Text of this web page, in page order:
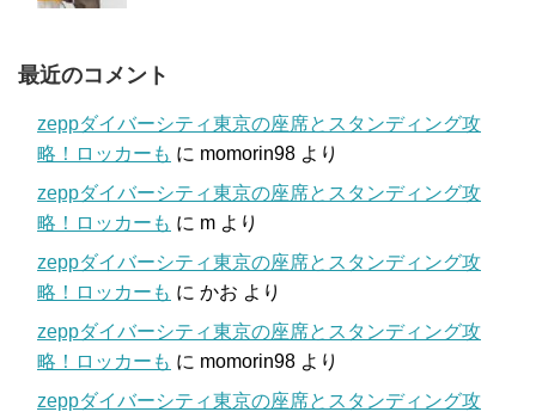
最近のコメント
zeppダイバーシティ東京の座席とスタンディング攻
略！ロッカーも に momorin98 より
zeppダイバーシティ東京の座席とスタンディング攻
略！ロッカーも に m より
zeppダイバーシティ東京の座席とスタンディング攻
略！ロッカーも に かお より
zeppダイバーシティ東京の座席とスタンディング攻
略！ロッカーも に momorin98 より
zeppダイバーシティ東京の座席とスタンディング攻